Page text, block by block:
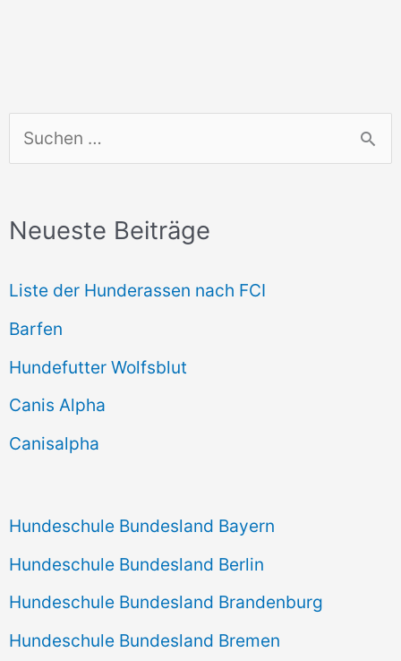
u
h
n
n
a
c
h
Neueste Beiträge
Liste der Hunderassen nach FCI
Barfen
Hundefutter Wolfsblut
Canis Alpha
Canisalpha
Hundeschule Bundesland Bayern
Hundeschule Bundesland Berlin
Hundeschule Bundesland Brandenburg
Hundeschule Bundesland Bremen